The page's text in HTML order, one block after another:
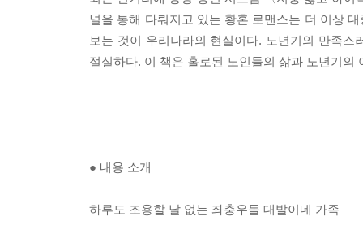
널을 통해 다뤄지고 있는 황혼 로맨스는 더 이상
보는 것이 우리나라의 현실이다. 노년기의 만족
절실하다. 이 책은 홀로된 노인들의 삶과 노년기
● 내용 소개
하루도 조용할 날 없는 좌충우돌 대발이네 가족